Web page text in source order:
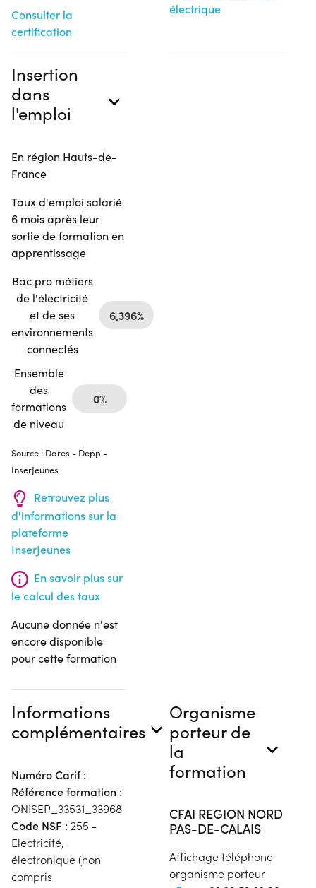
Consulter la
certification
électrique
Insertion
dans
l'emploi
En région Hauts-de-
France
Taux d'emploi salarié
6 mois après leur
sortie de formation en
apprentissage
Bac pro métiers
de l'électricité
et de ses
environnements
connectés
6,396%
Ensemble
des
formations
de niveau
0%
Source : Dares - Depp -
InserJeunes
Retrouvez plus
d'informations sur la
plateforme
InserJeunes
En savoir plus sur
le calcul des taux
Aucune donnée n'est
encore disponible
pour cette formation
Informations
complémentaires
Numéro Carif :
Référence formation :
ONISEP_33531_33968
Code NSF : 255 -
Electricité,
électronique (non
compris
Organisme
porteur de
la
formation
CFAI REGION NORD
PAS-DE-CALAIS
Affichage téléphone
organisme porteur